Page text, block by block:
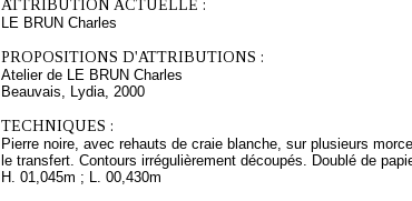
ATTRIBUTION ACTUELLE :
LE BRUN Charles
PROPOSITIONS D'ATTRIBUTIONS :
Atelier de LE BRUN Charles
Beauvais, Lydia, 2000
TECHNIQUES :
Pierre noire, avec rehauts de craie blanche, sur plusieurs
le transfert. Contours irrégulièrement découpés. Doublé de
H. 01,045m ; L. 00,430m